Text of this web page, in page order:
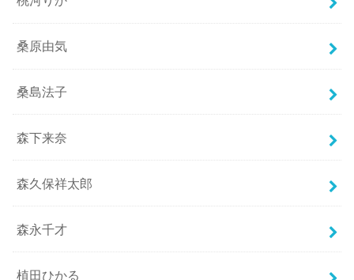
桑原由気
桑島法子
森下来奈
森久保祥太郎
森永千才
植田ひかる